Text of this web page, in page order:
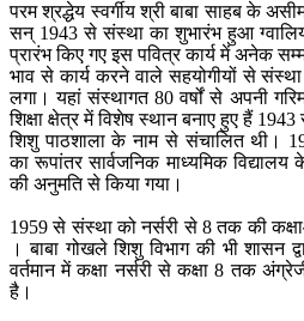
परम श्रद्धेय स्वर्गीय श्री बाबा साहब के
सन् 1943 से संस्था का शुभारंभ हुआ
प्रारंभ किए गए इस पवित्र कार्य में अनेक
भाव से कार्य करने वाले सहयोगीयों से
लगा। यहां संस्थागत 80 वर्षों से अपनी
शिक्षा क्षेत्र में विशेष स्थान बनाए हुए हैं
शिशु पाठशाला के नाम से संचालित थी।
का रूपांतर सार्वजनिक माध्यमिक
की अनुमति से किया गया।
1959 से संस्था को नर्सरी से 8 तक की
। बाबा गोखले शिशु विभाग की भी शासन
वर्तमान में कक्षा नर्सरी से कक्षा 8 तक
है।